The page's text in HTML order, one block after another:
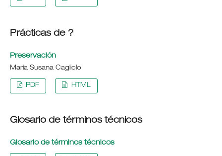
Prácticas de ?
Preservación
María Susana Cagliolo
PDF HTML
Glosario de términos técnicos
Glosario de términos técnicos